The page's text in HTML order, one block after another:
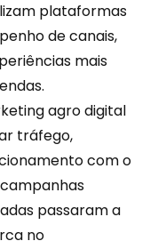
plataformas
de canais,
mais
agro digital
tráfego,
com o
passaram a
no